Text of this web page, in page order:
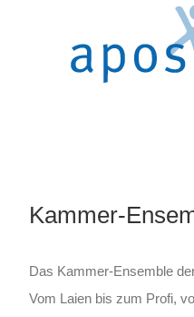
Kammer-
Das Kammer-Ensemble
Vom Laien bis zum Profi,